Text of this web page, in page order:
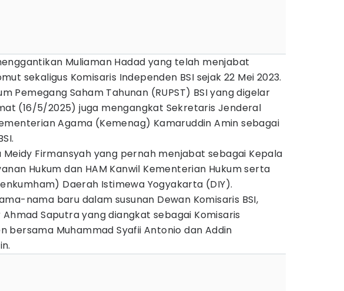
Muliaman Hadad yang telah menjabat
sekaligus Komisaris Independen BSI sejak 22 Mei 2023.
Pemegang Saham Tahunan (RUPST) BSI yang digelar
(16/5/2025) juga mengangkat Sekretaris Jenderal
Agama (Kemenag) Kamaruddin Amin sebagai
Meidy Firmansyah yang pernah menjabat sebagai Kepala
Hukum dan HAM Kanwil Kementerian Hukum serta
Daerah Istimewa Yogyakarta (DIY).
nama baru dalam susunan Dewan Komisaris BSI,
Ahmad Saputra yang diangkat sebagai Komisaris
bersama Muhammad Syafii Antonio dan Addin